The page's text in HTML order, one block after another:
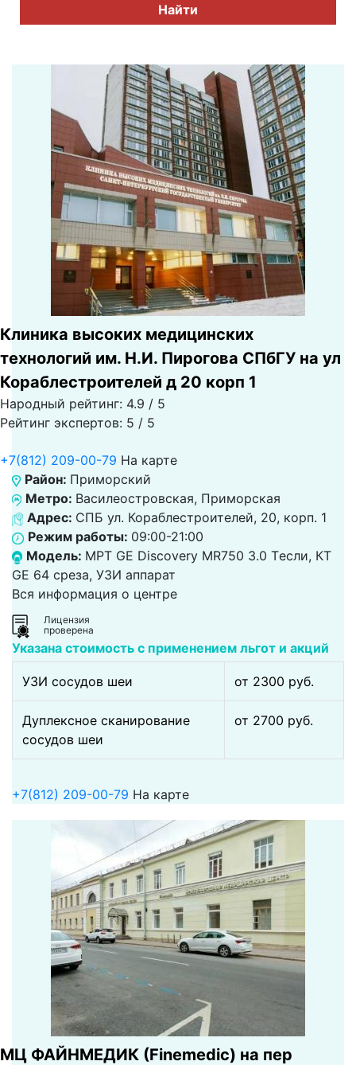
Найти
Клиника высоких медицинских
технологий им. Н.И. Пирогова СПбГУ на ул
Кораблестроителей д 20 корп 1
Народный рейтинг: 4.9 / 5
Рейтинг экспертов: 5 / 5
+7(812) 209-00-79 На карте
Район: Приморский
Метро: Василеостровская, Приморская
Адрес: СПБ ул. Кораблестроителей, 20, корп. 1
Режим работы: 09:00-21:00
Модель: МРТ GE Discovery MR750 3.0 Tесли, КТ
GE 64 среза, УЗИ аппарат
Вся информация о центре
Лицензия
проверена
Указана стоимость с применением льгот и акций
УЗИ сосудов шеи от 2300 pуб.
Дуплексное сканирование
сосудов шеи
от 2700 pуб.
+7(812) 209-00-79 На карте
МЦ ФАЙНМЕДИК (Finemedic) на пер